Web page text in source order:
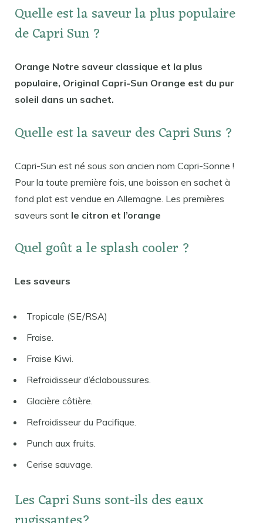
Quelle est la saveur la plus populaire
de Capri Sun ?
Orange Notre saveur classique et la plus
populaire, Original Capri-Sun Orange est du pur
soleil dans un sachet.
Quelle est la saveur des Capri Suns ?
Capri-Sun est né sous son ancien nom Capri-Sonne !
Pour la toute première fois, une boisson en sachet à
fond plat est vendue en Allemagne. Les premières
saveurs sont le citron et l’orange
Quel goût a le splash cooler ?
Les saveurs
Tropicale (SE/RSA)
Fraise.
Fraise Kiwi.
Refroidisseur d’éclaboussures.
Glacière côtière.
Refroidisseur du Pacifique.
Punch aux fruits.
Cerise sauvage.
Les Capri Suns sont-ils des eaux